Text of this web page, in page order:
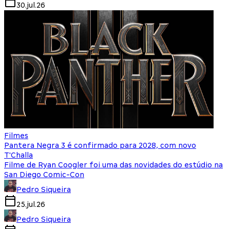
30.jul.26
Filmes
Pantera Negra 3 é confirmado para 2028, com novo
T'Challa
Filme de Ryan Coogler foi uma das novidades do estúdio na
San Diego Comic-Con
Pedro Siqueira
25.jul.26
Pedro Siqueira